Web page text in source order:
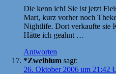
Die kenn ich! Sie ist jetzt
Mart, kurz vorher noch
Nightlife. Dort verkaufte sie
Hätte ich geahnt …
Antworten
*Zweiblum sagt:
26. Oktober 2006 um 21:42